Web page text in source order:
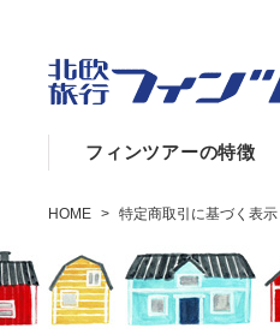
フィンツアーの特徴
HOME > 特定商取引に基づく表示